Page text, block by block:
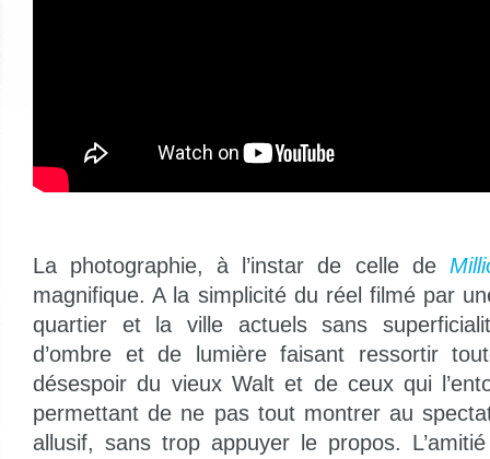
La photographie, à l’instar de celle de
magnifique. A la simplicité du réel filmé par
quartier et la ville actuels sans
d’ombre et de lumière faisant ressortir
désespoir du vieux Walt et de ceux qui
permettant de ne pas tout montrer au
allusif, sans trop appuyer le propos.